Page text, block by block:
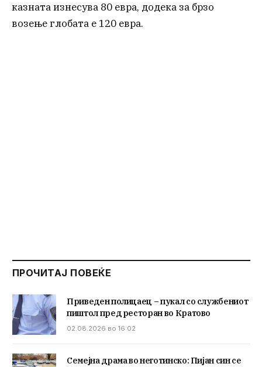
казната изнесува 80 евра, додека за брзо
возење глобата е 120 евра.
ПРОЧИТАЈ ПОВЕЌЕ
Приведен полицаец – пукал со службениот
пиштол пред ресторан во Кратово
02.08.2026 во 16:02
Семејна драма во неготинско: Пијан син се